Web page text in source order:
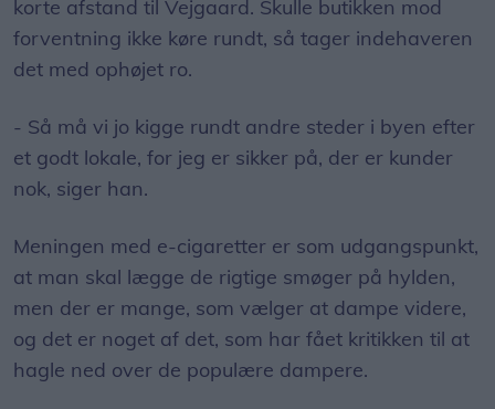
korte afstand til Vejgaard. Skulle butikken mod
forventning ikke køre rundt, så tager indehaveren
det med ophøjet ro.
- Så må vi jo kigge rundt andre steder i byen efter
et godt lokale, for jeg er sikker på, der er kunder
nok, siger han.
Meningen med e-cigaretter er som udgangspunkt,
at man skal lægge de rigtige smøger på hylden,
men der er mange, som vælger at dampe videre,
og det er noget af det, som har fået kritikken til at
hagle ned over de populære dampere.